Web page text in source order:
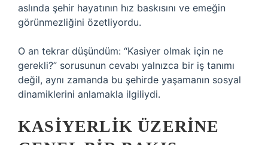
aslında şehir hayatının hız baskısını ve emeğin
görünmezliğini özetliyordu.
O an tekrar düşündüm: “Kasiyer olmak için ne
gerekli?” sorusunun cevabı yalnızca bir iş tanımı
değil, aynı zamanda bu şehirde yaşamanın sosyal
dinamiklerini anlamakla ilgiliydi.
KASIYERLIK ÜZERINE